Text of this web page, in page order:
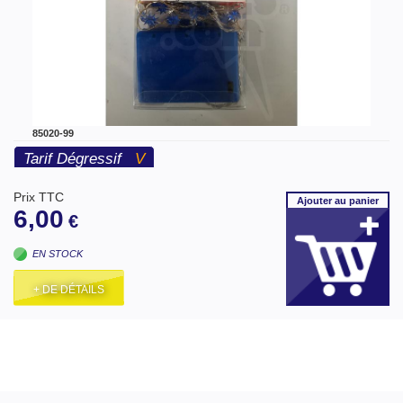
85020-99
Tarif Dégressif V
Prix TTC
6,00 €
EN STOCK
+ DE DÉTAILS
Ajouterau panier